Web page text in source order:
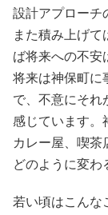
設計アプローチ
また積み上げ
ば将来への不安
将来は神保町に
で、不意にそれ
感じています。
カレー屋、喫茶
どのように変わ
若い頃はこんな